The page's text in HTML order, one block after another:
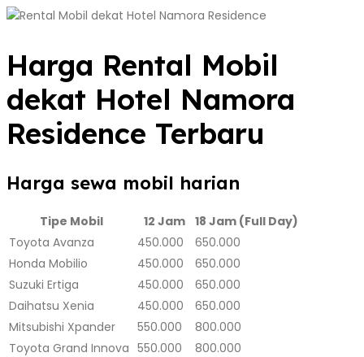
Harga Rental Mobil
dekat Hotel Namora
Residence Terbaru
Harga sewa mobil harian
Tipe Mobil 12 Jam 18 Jam (Full Day)
Toyota Avanza
450.000
650.000
Honda Mobilio
450.000
650.000
Suzuki Ertiga
450.000
650.000
Daihatsu Xenia
450.000
650.000
Mitsubishi Xpander
550.000
800.000
Toyota Grand Innova 550.000
800.000